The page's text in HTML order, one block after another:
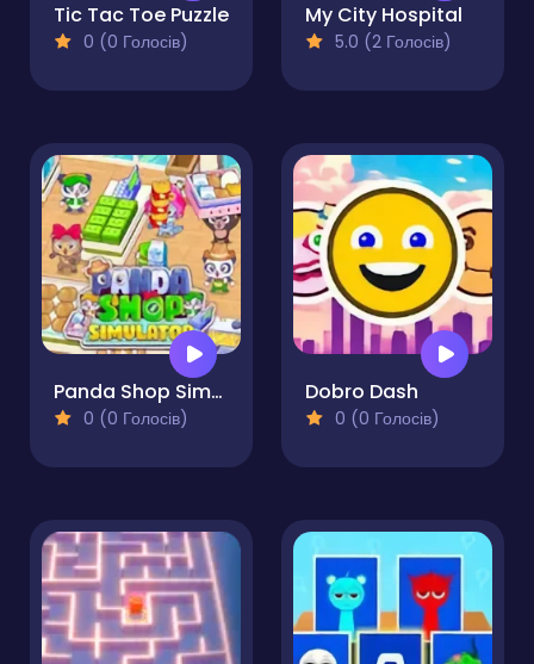
Tic Tac Toe Puzzle
0 (0 Голосів)
My City Hospital
5.0 (2 Голосів)
Panda Shop Simulator
0 (0 Голосів)
Dobro Dash
0 (0 Голосів)